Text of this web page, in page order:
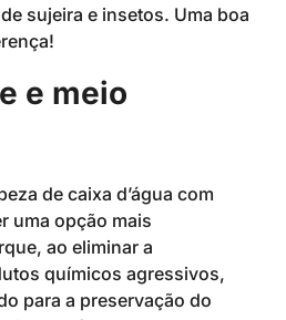
sujeira e insetos. Uma boa
e meio
de caixa d’água com
uma opção mais
ao eliminar a
químicos agressivos,
para a preservação do